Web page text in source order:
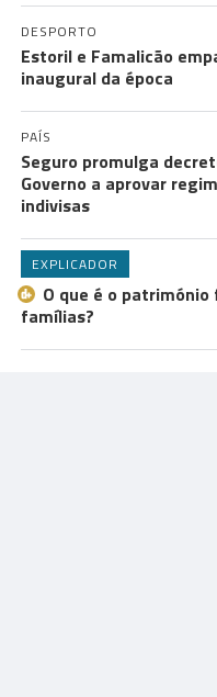
DESPORTO
Estoril e Famalicão
inaugural da época
PAÍS
Seguro promulga
Governo a aprovar
indivisas
EXPLICADOR
O que é o
famílias?